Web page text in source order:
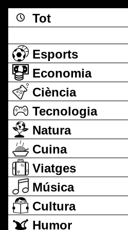
Tot
Esports
Economia
Ciència
Tecnologia
Natura
Cuina
Viatges
Música
Cultura
Humor